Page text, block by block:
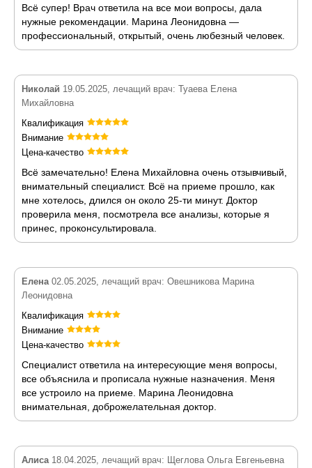
Всё супер! Врач ответила на все мои вопросы, дала
нужные рекомендации. Марина Леонидовна —
профессиональный, открытый, очень любезный человек.
Николай 19.05.2025, лечащий врач: Туаева Елена
Михайловна
Квалификация
Внимание
Цена-качество
Всё замечательно! Елена Михайловна очень отзывчивый,
внимательный специалист. Всё на приеме прошло, как
мне хотелось, длился он около 25-ти минут. Доктор
проверила меня, посмотрела все анализы, которые я
принес, проконсультировала.
Елена02.05.2025, лечащий врач: Овешникова Марина
Леонидовна
Квалификация
Внимание
Цена-качество
Специалист ответила на интересующие меня вопросы,
все объяснила и прописала нужные назначения. Меня
все устроило на приеме. Марина Леонидовна
внимательная, доброжелательная доктор.
Алиса18.04.2025, лечащий врач: Щеглова Ольга Евгеньевна